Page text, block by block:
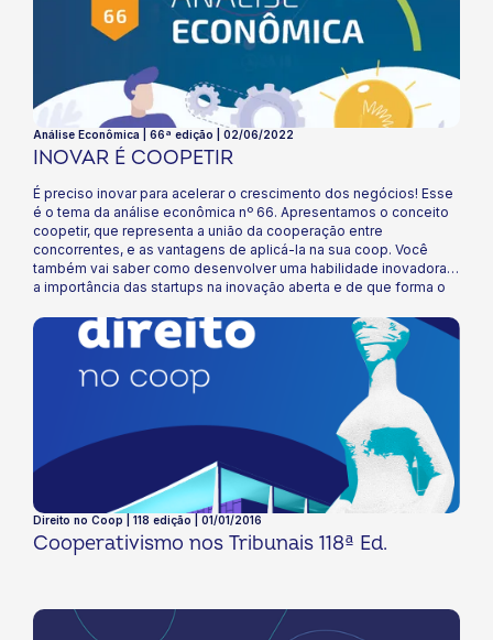
Análise Econômica | 66ª edição | 02/06/2022
INOVAR É COOPETIR
É preciso inovar para acelerar o crescimento dos negócios! Esse
é o tema da análise econômica nº 66. Apresentamos o conceito
coopetir, que representa a união da cooperação entre
concorrentes, e as vantagens de aplicá-la na sua coop. Você
também vai saber como desenvolver uma habilidade inovadora,
a importância das startups na inovação aberta e de que forma o
Direito no Coop | 118 edição | 01/01/2016
Cooperativismo nos Tribunais 118ª Ed.